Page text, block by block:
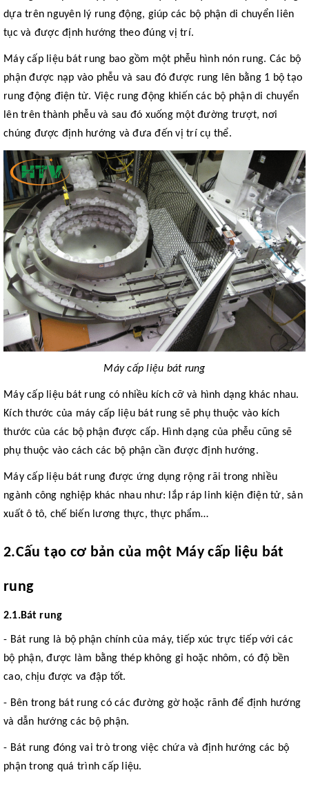
dựa trên nguyên lý rung động, giúp các bộ phận di chuyển liên
tục và được định hướng theo đúng vị trí.
Máy cấp liệu bát rung bao gồm một phễu hình nón rung. Các bộ
phận được nạp vào phễu và sau đó được rung lên bằng 1 bộ tạo
rung động điện từ. Việc rung động khiến các bộ phận di chuyển
lên trên thành phễu và sau đó xuống một đường trượt, nơi
chúng được định hướng và đưa đến vị trí cụ thể.
Máy cấp liệu bát rung
Máy cấp liệu bát rung có nhiều kích cỡ và hình dạng khác nhau.
Kích thước của máy cấp liệu bát rung sẽ phụ thuộc vào kích
thước của các bộ phận được cấp. Hình dạng của phễu cũng sẽ
phụ thuộc vào cách các bộ phận cần được định hướng.
Máy cấp liệu bát rung được ứng dụng rộng rãi trong nhiều
ngành công nghiệp khác nhau như: lắp ráp linh kiện điện tử, sản
xuất ô tô, chế biến lương thực, thực phẩm…
2.Cấu tạo cơ bản của một Máy cấp liệu bát
rung
2.1.Bát rung
- Bát rung là bộ phận chính của máy, tiếp xúc trực tiếp với các
bộ phận, được làm bằng thép không gỉ hoặc nhôm, có độ bền
cao, chịu được va đập tốt.
- Bên trong bát rung có các đường gờ hoặc rãnh để định hướng
và dẫn hướng các bộ phận.
- Bát rung đóng vai trò trong việc chứa và định hướng các bộ
phận trong quá trình cấp liệu.